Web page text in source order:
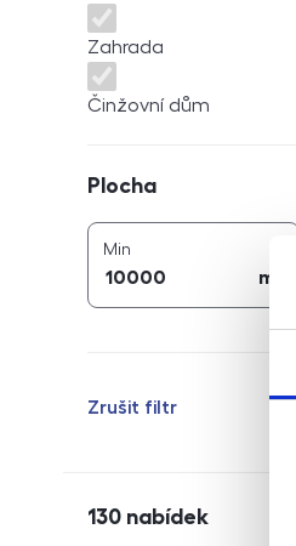
Zahrada
Činžovní dům
Plocha
Min
m
Zrušit filtr
130 nabídek